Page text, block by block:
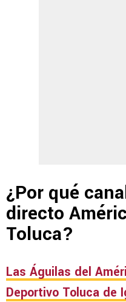
¿Por qué
directo
Toluca?
Las Águilas del
Deportivo Toluca de